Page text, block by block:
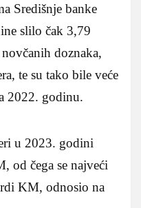
Središnje banke
slilo čak 3,79
doznaka,
te su tako bile veće
2022. godinu.
u 2023. godini
od čega se najveći
KM, odnosio na